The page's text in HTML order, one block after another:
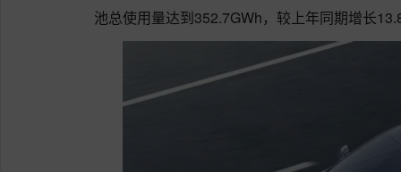
池总使用量达到352.7GWh，较上年同期增长